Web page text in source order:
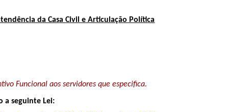
da Casa Civil e Articulação Política
Funcional aos servidores que especifica.
a seguinte Lei: